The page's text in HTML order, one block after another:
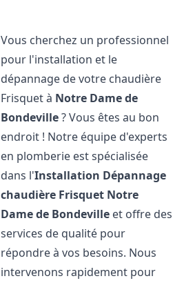
Vous cherchez un professionnel
pour l'installation et le
dépannage de votre chaudière
Frisquet à Notre Dame de
Bondeville? Vous êtes au bon
endroit ! Notre équipe d'experts
en plomberie est spécialisée
dans l'Installation Dépannage
chaudière Frisquet Notre
Dame de Bondeville et offre des
services de qualité pour
répondre à vos besoins. Nous
intervenons rapidement pour